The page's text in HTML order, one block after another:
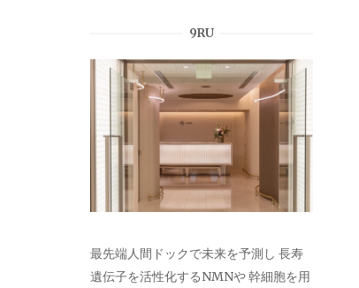
9RU
最先端人間ドックで未来を予測し 長寿
遺伝子を活性化するNMNや 幹細胞を用